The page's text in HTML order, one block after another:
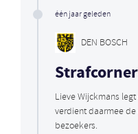
één jaar geleden
DEN BOSCH
Lieve Wijckmans
verdient daarmee
bezoekers.